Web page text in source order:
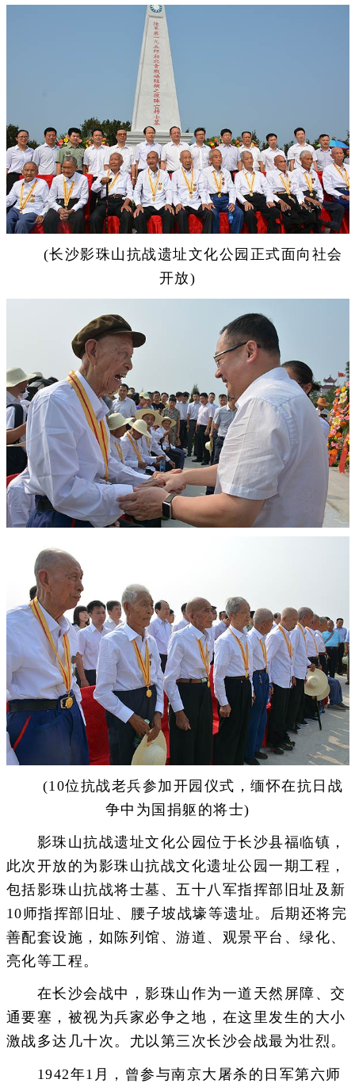
(长沙影珠山抗战遗址文化公园正式面向社会
开放)
(10位抗战老兵参加开园仪式，缅怀在抗日战
争中为国捐躯的将士)
影珠山抗战遗址文化公园位于长沙县福临镇，
此次开放的为影珠山抗战文化遗址公园一期工程，
包括影珠山抗战将士墓、五十八军指挥部旧址及新
10师指挥部旧址、腰子坡战壕等遗址。后期还将完
善配套设施，如陈列馆、游道、观景平台、绿化、
亮化等工程。
在长沙会战中，影珠山作为一道天然屏障、交
通要塞，被视为兵家必争之地，在这里发生的大小
激战多达几十次。尤以第三次长沙会战最为壮烈。
1942年1月，曾参与南京大屠杀的日军第六师